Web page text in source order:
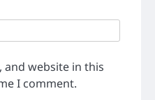
and website in this
I comment.